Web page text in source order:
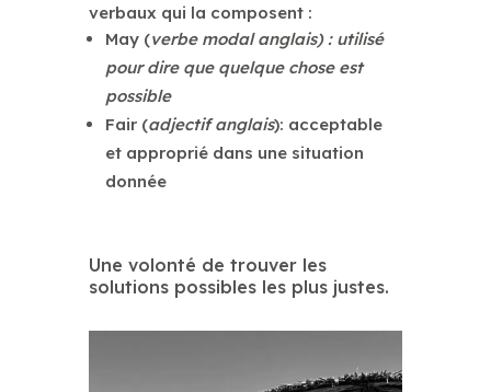
verbaux qui la composent :
May (verbe modal anglais) : utilisé
pour dire que quelque chose est
possible
Fair (adjectif anglais): acceptable
et approprié dans une situation
donnée
Une volonté de trouver les
solutions possibles les plus justes.